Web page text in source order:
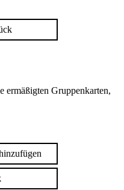
ermäßigten Gruppenkarten,